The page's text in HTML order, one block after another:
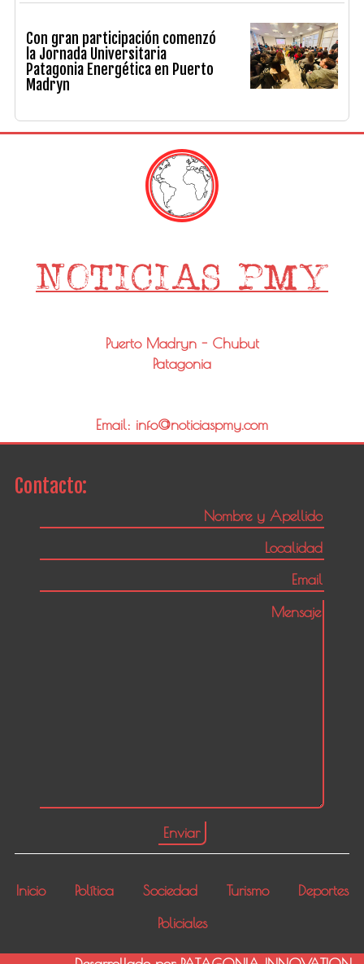
Con gran participación comenzó
la Jornada Universitaria
Patagonia Energética en Puerto
Madryn
Puerto Madryn - Chubut
Patagonia
Email: info@noticiaspmy.com
Contacto:
Inicio Política Sociedad Turismo
Deportes
Policiales